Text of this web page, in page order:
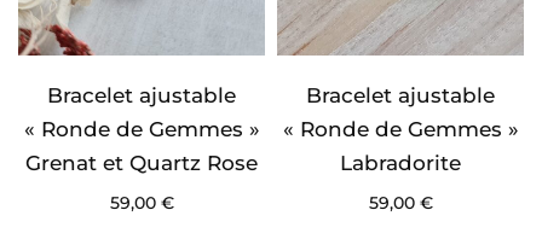
Bracelet ajustable
« Ronde de Gemmes »
Grenat et Quartz Rose
59,00 €
Bracelet ajustable
« Ronde de Gemmes »
Labradorite
59,00 €